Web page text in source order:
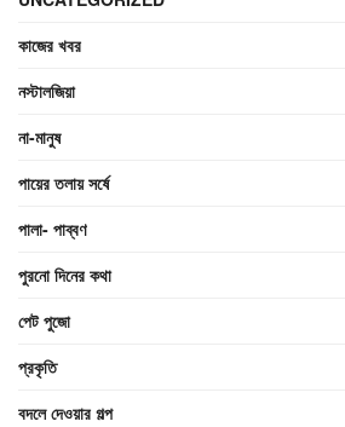
কাজের খবর
নস্টালজিয়া
না-মানুষ
পায়ের তলায় সর্ষে
পালা- পাব্বণ
পুরনো দিনের কথা
পেট পুজো
প্রকৃতি
বদলে দেওয়ার গল্প